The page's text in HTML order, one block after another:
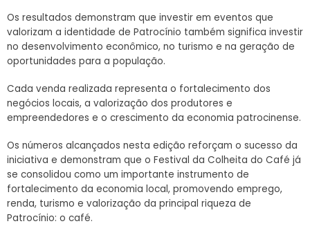
Os resultados demonstram que investir em eventos que
valorizam a identidade de Patrocínio também significa investir
no desenvolvimento econômico, no turismo e na geração de
oportunidades para a população.
Cada venda realizada representa o fortalecimento dos
negócios locais, a valorização dos produtores e
empreendedores e o crescimento da economia patrocinense.
Os números alcançados nesta edição reforçam o sucesso da
iniciativa e demonstram que o Festival da Colheita do Café já
se consolidou como um importante instrumento de
fortalecimento da economia local, promovendo emprego,
renda, turismo e valorização da principal riqueza de
Patrocínio: o café.